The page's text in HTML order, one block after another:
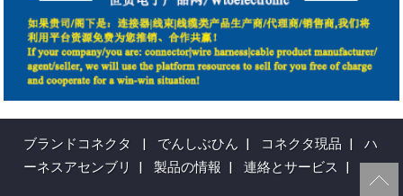
ブランドコネクタ | でんしぶひん | コネクタ現品 |
ハ
ーネスアセンブリ | 製品の情報 | 連絡とサービス |